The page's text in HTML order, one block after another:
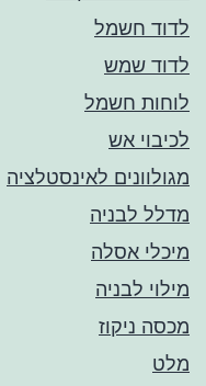
לדוד חשמל
לדוד שמש
לוחות חשמל
לכיבוי אש
מגולוונים לאינסטלציה
מדלל לבניה
מיכלי אסלה
מילוי לבניה
מכסה ניקוז
מלט